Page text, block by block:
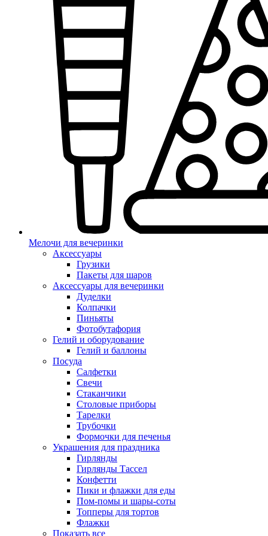
Мелочи для вечеринки
Аксессуары
Грузики
Пакеты для шаров
Аксессуары для вечеринки
Дуделки
Колпачки
Пиньяты
Фотобутафория
Гелий и оборудование
Гелий и баллоны
Посуда
Салфетки
Свечи
Стаканчики
Столовые приборы
Тарелки
Трубочки
Формочки для печенья
Украшения для праздника
Гирлянды
Гирлянды Тассел
Конфетти
Пики и флажки для еды
Пом-помы и шары-соты
Топперы для тортов
Флажки
Показать все